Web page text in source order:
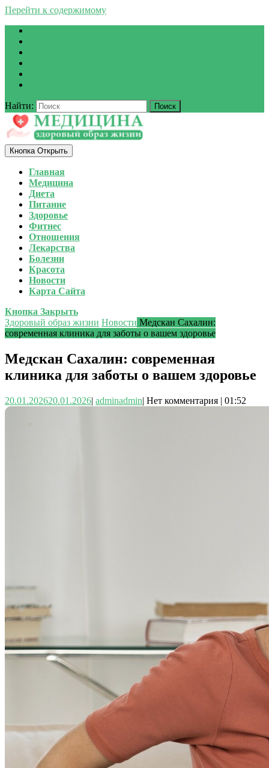
Перейти к содержимому
Найти:
Кнопка Открыть
Главная
Медицина
Диета
Питание
Здоровье
Фитнес
Отношения
Лекарства
Болезни
Красота
Новости
Карта Сайта
Кнопка Закрыть
Здоровый образ жизни Новости Медскан Сахалин:
современная клиника для заботы о вашем здоровье
Медскан Сахалин: современная
клиника для заботы о вашем здоровье
20.01.202620.01.2026| adminadmin| Нет комментария | 01:52